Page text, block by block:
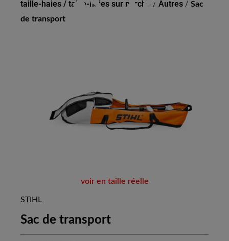
taille-haies / taille-haies sur perche / Autres / Sac
de transport
voir en taille réelle
STIHL
Sac de transport